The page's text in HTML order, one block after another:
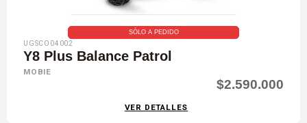
SÓLO A PEDIDO
UGSCO04002
Y8 Plus Balance Patrol
MOBIE
$2.590.000
VER DETALLES